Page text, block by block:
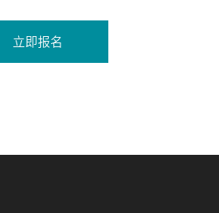
立即报名